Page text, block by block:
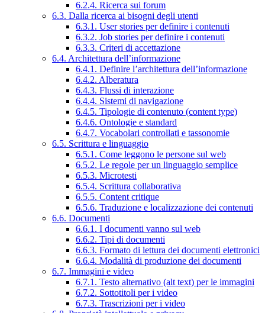
6.2.4. Ricerca sui forum
6.3. Dalla ricerca ai bisogni degli utenti
6.3.1. User stories per definire i contenuti
6.3.2. Job stories per definire i contenuti
6.3.3. Criteri di accettazione
6.4. Architettura dell’informazione
6.4.1. Definire l’architettura dell’informazione
6.4.2. Alberatura
6.4.3. Flussi di interazione
6.4.4. Sistemi di navigazione
6.4.5. Tipologie di contenuto (content type)
6.4.6. Ontologie e standard
6.4.7. Vocabolari controllati e tassonomie
6.5. Scrittura e linguaggio
6.5.1. Come leggono le persone sul web
6.5.2. Le regole per un linguaggio semplice
6.5.3. Microtesti
6.5.4. Scrittura collaborativa
6.5.5. Content critique
6.5.6. Traduzione e localizzazione dei contenuti
6.6. Documenti
6.6.1. I documenti vanno sul web
6.6.2. Tipi di documenti
6.6.3. Formato di lettura dei documenti elettronici
6.6.4. Modalità di produzione dei documenti
6.7. Immagini e video
6.7.1. Testo alternativo (alt text) per le immagini
6.7.2. Sottotitoli per i video
6.7.3. Trascrizioni per i video